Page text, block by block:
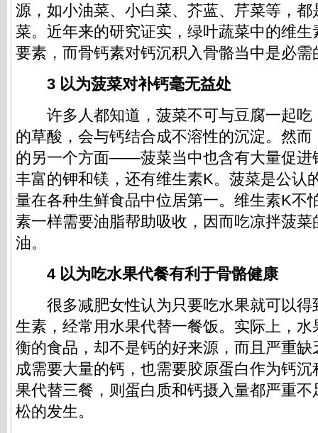
源，如小油菜、小白菜、芥蓝、芹菜等，
菜。近年来的研究证实，绿叶蔬菜中的维
要素，而骨钙素对钙沉积入骨骼当中是必需
3 以为菠菜对补钙毫无益处
许多人都知道，菠菜不可与豆腐一起吃
的草酸，会与钙结合成不溶性的沉淀。然
的另一个方面——菠菜当中也含有大量促进
丰富的钾和镁，还有维生素K。菠菜是公认
量在各种生鲜食品中位居第一。维生素K不
素一样需要油脂帮助吸收，因而吃凉拌菠
油。
4 以为吃水果代餐有利于骨骼健康
很多减肥女性认为只要吃水果就可以得
生素，经常用水果代替一餐饭。实际上，
衡的食品，却不是钙的好来源，而且严重
成需要大量的钙，也需要胶原蛋白作为钙
果代替三餐，则蛋白质和钙摄入量都严重
松的发生。